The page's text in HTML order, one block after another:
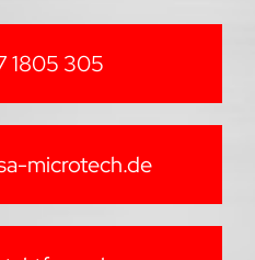
1805 305
microtech.de